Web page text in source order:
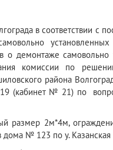
в соответствии с
демонтаже самовольно
комиссии по
района
19 (кабинет № 21) по
2м*4м,
№ 123 по у.